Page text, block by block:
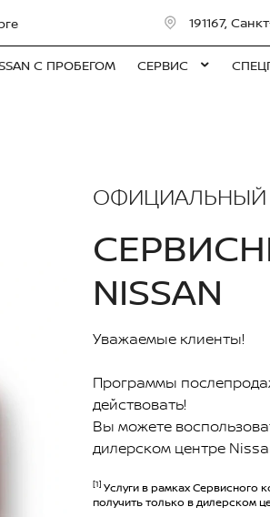
191167,
С ПРОБЕГОМ СЕРВИС
ОФИЦИАЛЬНЫЙ
NISSAN
Уважаемые клиенты!
Программы
действовать!
Вы можете
дилерском центре
[1] Услуги в рамках Сервисного
получить только в дилерском